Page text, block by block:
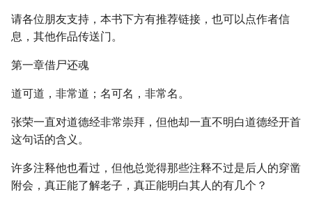
请各位朋友支持，本书下方有推荐链接，也可以点作者信
息，其他作品传送门。
第一章借尸还魂
道可道，非常道；名可名，非常名。
张荣一直对道德经非常崇拜，但他却一直不明白道德经开首
这句话的含义。
许多注释他也看过，但他总觉得那些注释不过是后人的穿凿
附会，真正能了解老子，真正能明白其人的有几个？